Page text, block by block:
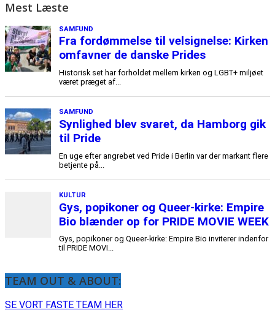
Mest Læste
SAMFUND
Fra fordømmelse til velsignelse: Kirken
omfavner de danske Prides
Historisk set har forholdet mellem kirken og LGBT+ miljøet
været præget af...
SAMFUND
Synlighed blev svaret, da Hamborg gik
til Pride
En uge efter angrebet ved Pride i Berlin var der markant flere
betjente på...
KULTUR
Gys, popikoner og Queer-kirke: Empire
Bio blænder op for PRIDE MOVIE WEEK
Gys, popikoner og Queer-kirke: Empire Bio inviterer indenfor
til PRIDE MOVI...
TEAM OUT & ABOUT:
SE VORT FASTE TEAM HER